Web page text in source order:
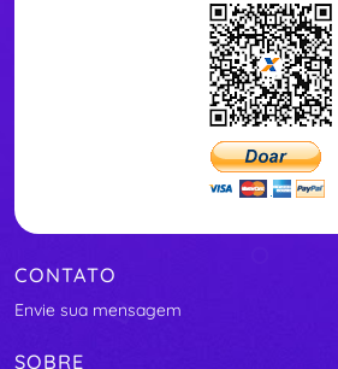
CONTATO
Envie sua mensagem
SOBRE